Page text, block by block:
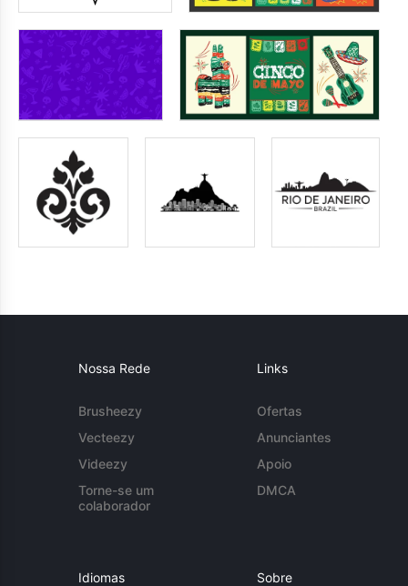
Nossa Rede
Brusheezy
Vecteezy
Videezy
Torne-se um
colaborador
Links
Ofertas
Anunciantes
Apoio
DMCA
Idiomas Sobre